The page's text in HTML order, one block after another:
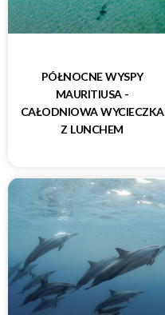
PÓŁNOCNE WYSPY
MAURITIUSA -
CAŁODNIOWA WYCIECZKA
Z LUNCHEM